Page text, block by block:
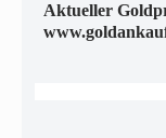
Aktueller